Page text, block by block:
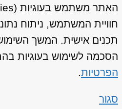
חוויית המשתמש, ניתוח
תכנים אישית. המשך
הסכמה לשימוש בעוגיות
הפרטיות.
סגור